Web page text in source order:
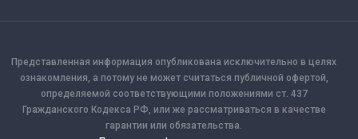
Представленная информация опубликована исключительно в целях
ознакомления, а потому не может считаться публичной офертой,
определяемой соответствующими положениями ст. 437
Гражданского Кодекса РФ, или же рассматриваться в качестве
гарантии или обязательства.